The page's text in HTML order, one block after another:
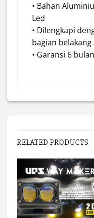
• Bahan
Led
• Dilengkapi
bagian belakang
• Garansi 6 bulan
RELATED PRODUCTS